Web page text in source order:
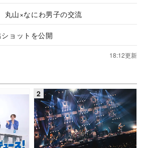
丸山×なにわ男子の交流
ョットを公開
18:12更新